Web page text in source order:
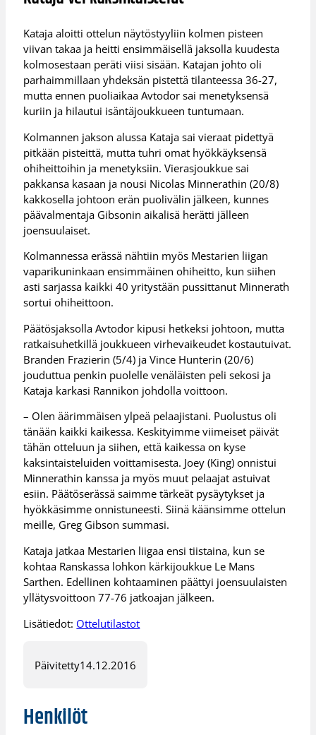
Kataja aloitti ottelun näytöstyyliin kolmen pisteen
viivan takaa ja heitti ensimmäisellä jaksolla kuudesta
kolmosestaan peräti viisi sisään. Katajan johto oli
parhaimmillaan yhdeksän pistettä tilanteessa 36-27,
mutta ennen puoliaikaa Avtodor sai menetyksensä
kuriin ja hilautui isäntäjoukkueen tuntumaan.
Kolmannen jakson alussa Kataja sai vieraat pidettyä
pitkään pisteittä, mutta tuhri omat hyökkäyksensä
ohiheittoihin ja menetyksiin. Vierasjoukkue sai
pakkansa kasaan ja nousi Nicolas Minnerathin (20/8)
kakkosella johtoon erän puolivälin jälkeen, kunnes
päävalmentaja Gibsonin aikalisä herätti jälleen
joensuulaiset.
Kolmannessa erässä nähtiin myös Mestarien liigan
vaparikuninkaan ensimmäinen ohiheitto, kun siihen
asti sarjassa kaikki 40 yritystään pussittanut Minnerath
sortui ohiheittoon.
Päätösjaksolla Avtodor kipusi hetkeksi johtoon, mutta
ratkaisuhetkillä joukkueen virhevaikeudet kostautuivat.
Branden Frazierin (5/4) ja Vince Hunterin (20/6)
jouduttua penkin puolelle venäläisten peli sekosi ja
Kataja karkasi Rannikon johdolla voittoon.
– Olen äärimmäisen ylpeä pelaajistani. Puolustus oli
tänään kaikki kaikessa. Keskityimme viimeiset päivät
tähän otteluun ja siihen, että kaikessa on kyse
kaksintaisteluiden voittamisesta. Joey (King) onnistui
Minnerathin kanssa ja myös muut pelaajat astuivat
esiin. Päätöserässä saimme tärkeät pysäytykset ja
hyökkäsimme onnistuneesti. Siinä käänsimme ottelun
meille, Greg Gibson summasi.
Kataja jatkaa Mestarien liigaa ensi tiistaina, kun se
kohtaa Ranskassa lohkon kärkijoukkue Le Mans
Sarthen. Edellinen kohtaaminen päättyi joensuulaisten
yllätysvoittoon 77-76 jatkoajan jälkeen.
Lisätiedot: Ottelutilastot
Päivitetty14.12.2016
Henkilöt